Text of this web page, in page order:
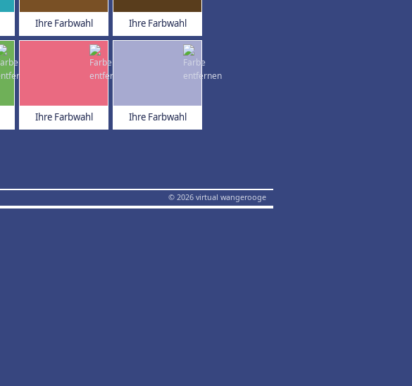
Ihre Farbwahl Ihre Farbwahl
Ihre Farbwahl Ihre Farbwahl
© 2026 virtual wangerooge